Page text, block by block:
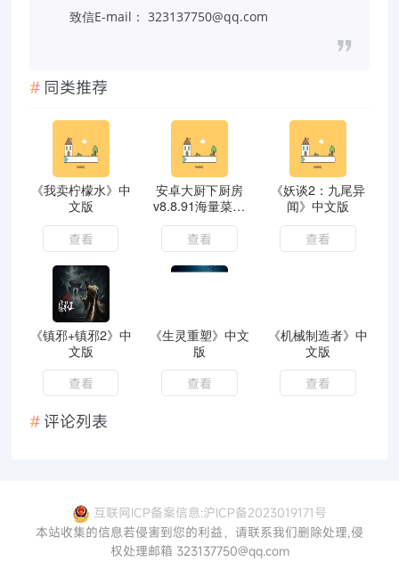
致信E-mail： 323137750@qq.com
同类推荐
《我卖柠檬水》中
文版
查看
安卓大厨下厨房
v8.8.91海量菜谱
纯净会员版
查看
《妖谈2：九尾异
闻》中文版
查看
《镇邪+镇邪2》中
文版
查看
《生灵重塑》中文
版
查看
《机械制造者》中
文版
查看
评论列表
互联网ICP备案信息:沪ICP备2023019171号
本站收集的信息若侵害到您的利益，请联系我们删除处理,侵
权处理邮箱 323137750@qq.com